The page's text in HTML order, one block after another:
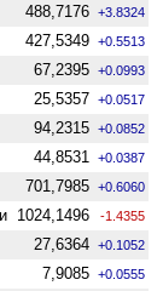
488,7176 +3.8324
427,5349 +0.5513
67,2395 +0.0993
25,5357 +0.0517
94,2315 +0.0852
44,8531 +0.0387
701,7985 +0.6060
1024,1496 -1.4355
27,6364 +0.1052
7,9085 +0.0555